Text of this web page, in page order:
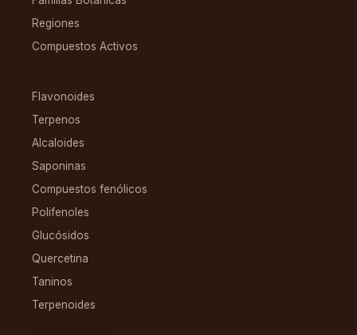
Regiones
Compuestos Activos
Flavonoides
Terpenos
Alcaloides
Saponinas
Compuestos fenólicos
Polifenoles
Glucósidos
Quercetina
Taninos
Terpenoides